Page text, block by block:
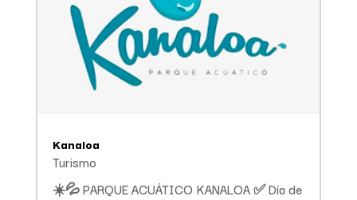
Kanaloa
Turismo
☀️💦 PARQUE ACUÁTICO KANALOA ✅ Día de